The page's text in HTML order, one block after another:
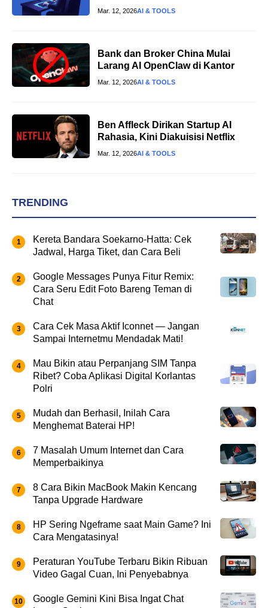
Mar. 12, 2026AI & TOOLS
Bank dan Broker China Mulai
Larang AI OpenClaw di Kantor
Mar. 12, 2026AI & TOOLS
Ben Affleck Dirikan Startup AI
Rahasia, Kini Diakuisisi Netflix
Mar. 12, 2026AI & TOOLS
TRENDING
Kereta Bandara Soekarno-Hatta: Cek
Jadwal, Harga Tiket, dan Cara Beli
Google Messages Punya Fitur Remix:
Cara Seru Edit Foto Bareng Teman di
Chat
Cara Cek Masa Aktif Iconnet — Jangan
Sampai Internetmu Mendadak Mati!
Mau Bikin atau Perpanjang SIM Tanpa
Ribet? Coba Aplikasi Digital Korlantas
Polri
Mudah dan Berhasil, Inilah Cara
Menghemat Baterai HP!
7 Masalah Umum Internet dan Cara
Memperbaikinya
8 Cara Bikin MacBook Makin Kencang
Tanpa Upgrade Hardware
HP Sering Ngeframe saat Main Game? Ini
Cara Mengatasinya!
Peraturan YouTube Terbaru Bikin Ribuan
Video Gagal Cuan, Ini Penyebabnya
Google Gemini Kini Bisa Ingat Chat